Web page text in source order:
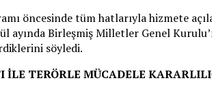
öncesinde tüm hatlarıyla hizmete
ayında Birleşmiş Milletler Genel
söyledi.
TERÖRLE MÜCADELE